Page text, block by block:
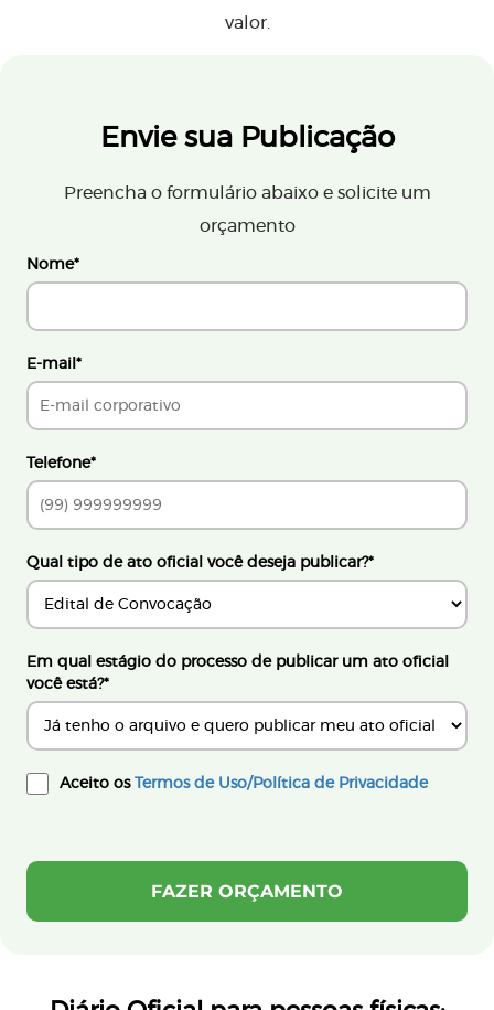
valor.
Envie sua Publicação
Preencha o formulário abaixo e solicite um
orçamento
Nome*
E-mail *
Telefone*
Qual tipo de ato oficial você deseja publicar?*
Em qual estágio do processo de publicar um ato oficial
você está?*
Aceito os Termos de Uso/Política de Privacidade